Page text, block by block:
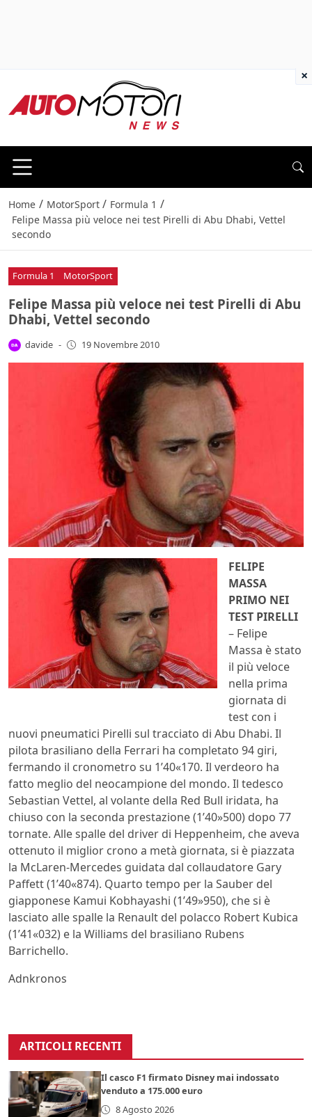
Home / MotorSport / Formula 1 /
Felipe Massa più veloce nei test Pirelli di Abu Dhabi, Vettel
secondo
Formula 1 MotorSport
Felipe Massa più veloce nei test Pirelli di Abu
Dhabi, Vettel secondo
davide - 19 Novembre 2010
FELIPE
MASSA
PRIMO NEI
TEST PIRELLI
– Felipe
Massa è stato
il più veloce
nella prima
giornata di
test con i
nuovi pneumatici Pirelli sul tracciato di Abu Dhabi. Il
pilota brasiliano della Ferrari ha completato 94 giri,
fermando il cronometro su 1’40«170. Il verdeoro ha
fatto meglio del neocampione del mondo. Il tedesco
Sebastian Vettel, al volante della Red Bull iridata, ha
chiuso con la seconda prestazione (1’40»500) dopo 77
tornate. Alle spalle del driver di Heppenheim, che aveva
ottenuto il miglior crono a metà giornata, si è piazzata
la McLaren-Mercedes guidata dal collaudatore Gary
Paffett (1’40«874). Quarto tempo per la Sauber del
giapponese Kamui Kobhayashi (1’49»950), che si è
lasciato alle spalle la Renault del polacco Robert Kubica
(1’41«032) e la Williams del brasiliano Rubens
Barrichello.
Adnkronos
ARTICOLI RECENTI
Il casco F1 firmato Disney mai indossato
venduto a 175.000 euro
8 Agosto 2026
×